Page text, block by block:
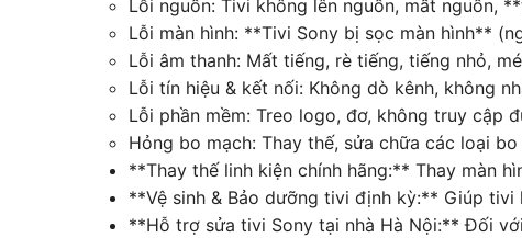
Lỗi nguồn: Tivi không lên nguồn, mất nguồn,
Lỗi màn hình: **Tivi Sony bị sọc màn hình**
Lỗi âm thanh: Mất tiếng, rè tiếng, tiếng nhỏ,
Lỗi tín hiệu & kết nối: Không dò kênh, không
Lỗi phần mềm: Treo logo, đơ, không truy cập
Hỏng bo mạch: Thay thế, sửa chữa các loại
**Thay thế linh kiện chính hãng:** Thay màn
**Vệ sinh & Bảo dưỡng tivi định kỳ:** Giúp
**Hỗ trợ sửa tivi Sony tại nhà Hà Nội:** Đối